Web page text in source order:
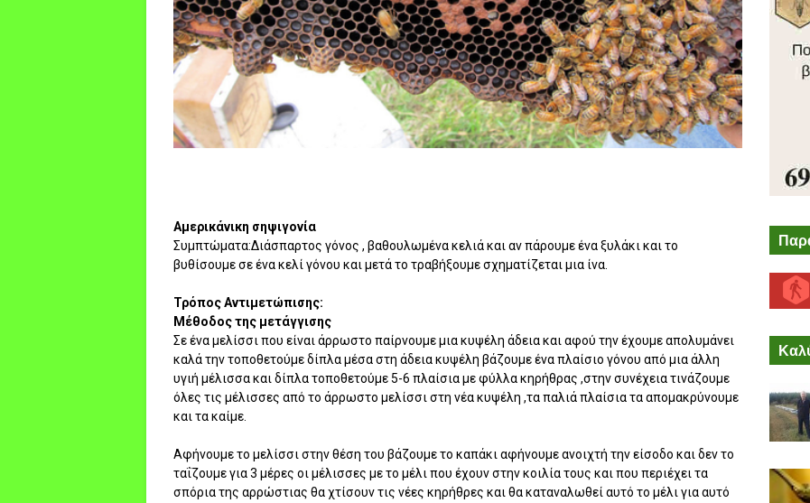
Αμερικάνικη σηψιγονία
Συμπτώματα:Διάσπαρτος γόνος , βαθουλωμένα κελιά και αν πάρουμε ένα ξυλάκι και το
βυθίσουμε σε ένα κελί γόνου και μετά το τραβήξουμε σχηματίζεται μια ίνα.
Τρόπος Αντιμετώπισης:
Μέθοδος της μετάγγισης
Σε ένα μελίσσι που είναι άρρωστο παίρνουμε μια κυψέλη άδεια και αφού την έχουμε απολυμάνει
καλά την τοποθετούμε δίπλα μέσα στη άδεια κυψέλη βάζουμε ένα πλαίσιο γόνου από μια άλλη
υγιή μέλισσα και δίπλα τοποθετούμε 5-6 πλαίσια με φύλλα κηρήθρας ,στην συνέχεια τινάζουμε
όλες τις μέλισσες από το άρρωστο μελίσσι στη νέα κυψέλη ,τα παλιά πλαίσια τα απομακρύνουμε
και τα καίμε.
Αφήνουμε το μελίσσι στην θέση του βάζουμε το καπάκι αφήνουμε ανοιχτή την είσοδο και δεν το
ταΐζουμε για 3 μέρες οι μέλισσες με το μέλι που έχουν στην κοιλία τους και που περιέχει τα
σπόρια της αρρώστιας θα χτίσουν τις νέες κηρήθρες και θα καταναλωθεί αυτό το μέλι για αυτό